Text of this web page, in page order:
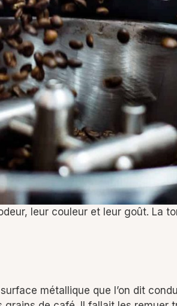
leur couleur et leur goût. La
métallique que l’on dit